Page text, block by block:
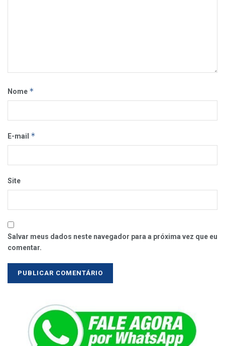
Nome *
E-mail *
Site
Salvar meus dados neste navegador para a próxima vez que eu
comentar.